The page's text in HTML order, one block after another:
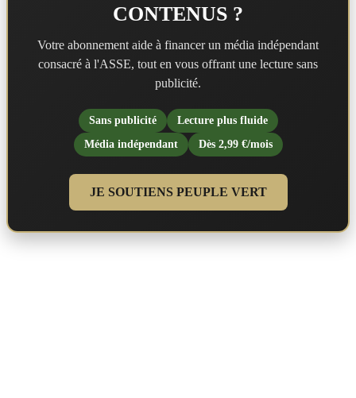
CONTENUS ?
Votre abonnement aide à financer un média indépendant
consacré à l'ASSE, tout en vous offrant une lecture sans
publicité.
Sans publicité
Lecture plus fluide
Média indépendant
Dès 2,99 €/mois
JE SOUTIENS PEUPLE VERT